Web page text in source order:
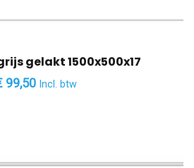
gelakt 1500x500x17
99,50 Incl. btw